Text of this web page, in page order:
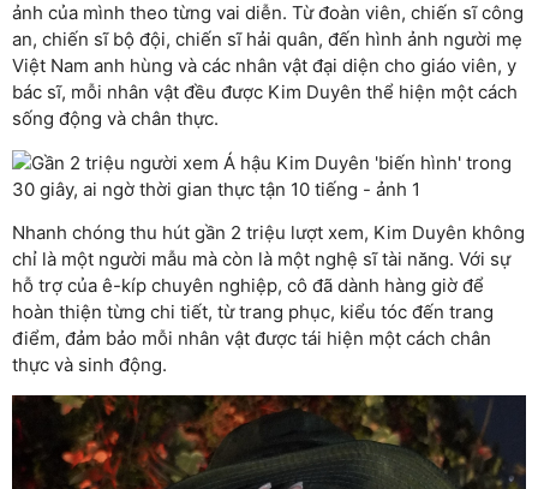
ảnh của mình theo từng vai diễn. Từ đoàn viên, chiến sĩ công
an, chiến sĩ bộ đội, chiến sĩ hải quân, đến hình ảnh người mẹ
Việt Nam anh hùng và các nhân vật đại diện cho giáo viên, y
bác sĩ, mỗi nhân vật đều được Kim Duyên thể hiện một cách
sống động và chân thực.
Nhanh chóng thu hút gần 2 triệu lượt xem, Kim Duyên không
chỉ là một người mẫu mà còn là một nghệ sĩ tài năng. Với sự
hỗ trợ của ê-kíp chuyên nghiệp, cô đã dành hàng giờ để
hoàn thiện từng chi tiết, từ trang phục, kiểu tóc đến trang
điểm, đảm bảo mỗi nhân vật được tái hiện một cách chân
thực và sinh động.